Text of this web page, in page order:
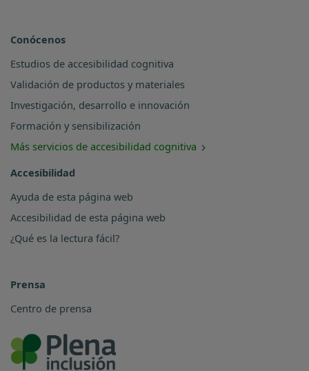
Conócenos
Estudios de accesibilidad cognitiva
Validación de productos y materiales
Investigación, desarrollo e innovación
Formación y sensibilización
Más servicios de accesibilidad cognitiva
Accesibilidad
Ayuda de esta página web
Accesibilidad de esta página web
¿Qué es la lectura fácil?
Prensa
Centro de prensa